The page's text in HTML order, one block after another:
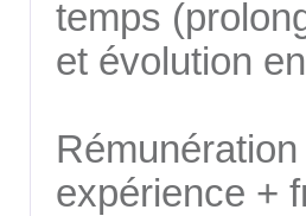
temps
et évolution
expérience +